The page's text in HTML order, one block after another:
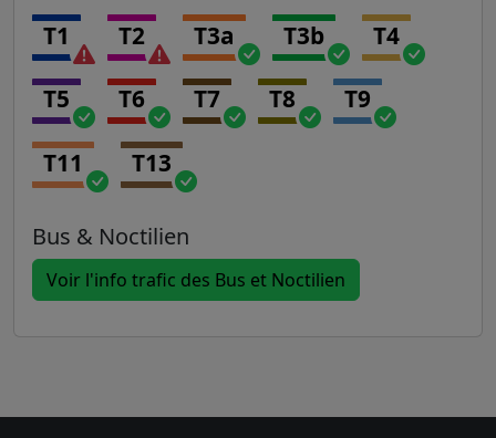
T1 T2 T3a T3b T4
T5 T6 T7 T8 T9
T11 T13
Bus & Noctilien
Voir l'info trafic des Bus et Noctilien